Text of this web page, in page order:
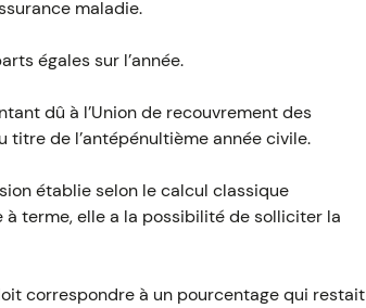
maladie.
égales sur l’année.
dû à l’Union de recouvrement des
titre de l’antépénultième année civile.
établie selon le calcul classique
terme, elle a la possibilité de solliciter la
correspondre à un pourcentage qui restait